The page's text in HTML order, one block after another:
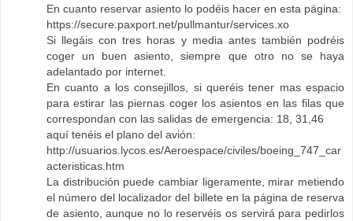
En cuanto reservar asiento lo podéis hacer en esta página:
https://secure.paxport.net/pullmantur/services.xo
Si llegáis con tres horas y media antes también podréis
coger un buen asiento, siempre que otro no se haya
adelantado por internet.
En cuanto a los consejillos, si queréis tener mas espacio
para estirar las piernas coger los asientos en las filas que
correspondan con las salidas de emergencia: 18, 31,46
aquí tenéis el plano del avión:
http://usuarios.lycos.es/Aeroespace/civiles/boeing_747_car
acteristicas.htm
La distribución puede cambiar ligeramente, mirar metiendo
el número del localizador del billete en la página de reserva
de asiento, aunque no lo reservéis os servirá para pedirlos